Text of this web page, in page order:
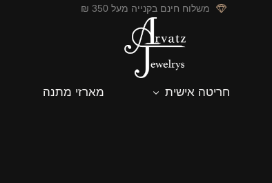
משלוח חינם בקנייה מעל 350 ₪
חריטה אישית מארזי מתנה